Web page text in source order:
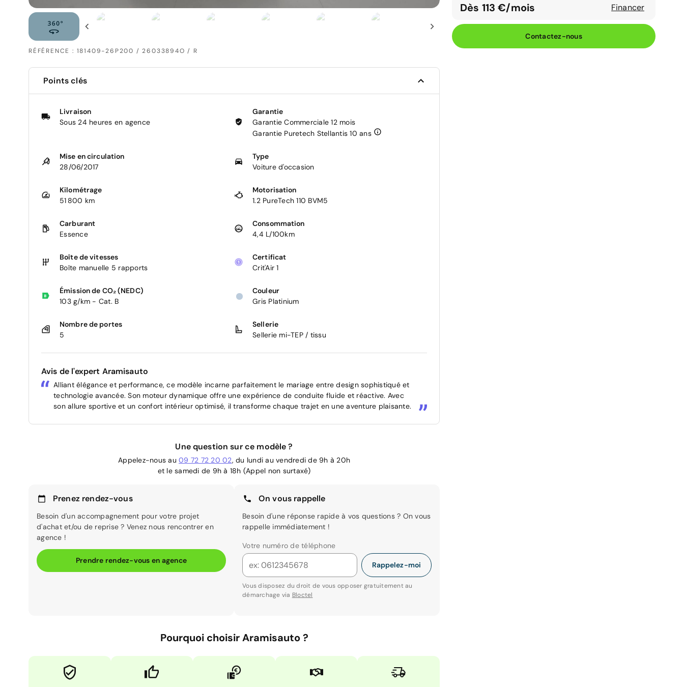
RÉFÉRENCE : 181409-26P200 / 26033894O / R
Dès 113 €/mois Financer
Contactez-nous
Points clés
Livraison
Sous 24 heures en agence
Garantie
Garantie Commerciale 12 mois
Garantie Puretech Stellantis 10 ans
Mise en circulation
28/06/2017
Type
Voiture d'occasion
Kilométrage
51 800 km
Motorisation
1.2 PureTech 110 BVM5
Carburant
Essence
Consommation
4,4 L/100km
Boîte de vitesses
Boîte manuelle 5 rapports
Certificat
Crit'Air 1
Émission de CO₂ (NEDC)
103 g/km - Cat. B
Couleur
Gris Platinium
Nombre de portes
5
Sellerie
Sellerie mi-TEP / tissu
Avis de l'expert Aramisauto
Alliant élégance et performance, ce modèle incarne parfaitement le mariage entre design sophistiqué et
technologie avancée. Son moteur dynamique offre une expérience de conduite fluide et réactive. Avec
son allure sportive et un confort intérieur optimisé, il transforme chaque trajet en une aventure plaisante.
Une question sur ce modèle ?
Appelez-nous au 09 72 72 20 02, du lundi au vendredi de 9h à 20h
et le samedi de 9h à 18h (Appel non surtaxé)
Prenez rendez-vous
Besoin d'un accompagnement pour votre projet
d'achat et/ou de reprise ? Venez nous rencontrer en
agence !
Prendre rendez-vous en agence
On vous rappelle
Besoin d'une réponse rapide à vos questions ? On vous
rappelle immédiatement !
Votre numéro de téléphone
Rappelez-moi
Vous disposez du droit de vous opposer gratuitement au
démarchage via Bloctel
Pourquoi choisir Aramisauto ?